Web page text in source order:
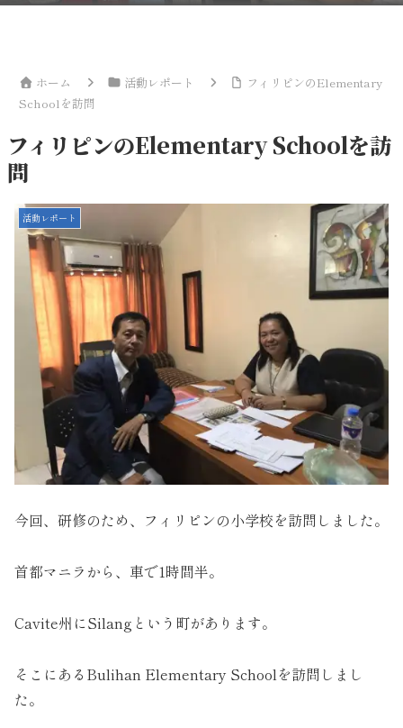
ホーム 活動レポート
フィリピンのElementary
Schoolを訪問
フィリピンのElementary Schoolを訪
問
活動レポート
今回、研修のため、フィリピンの小学校を訪問しました。
首都マニラから、車で1時間半。
Cavite州にSilangという町があります。
そこにあるBulihan Elementary Schoolを訪問しまし
た。